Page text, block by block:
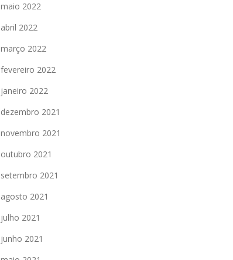
maio 2022
abril 2022
março 2022
fevereiro 2022
janeiro 2022
dezembro 2021
novembro 2021
outubro 2021
setembro 2021
agosto 2021
julho 2021
junho 2021